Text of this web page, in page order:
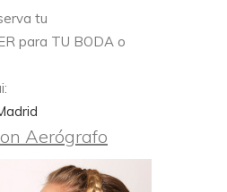
tu
para TU BODA o
Aerógrafo